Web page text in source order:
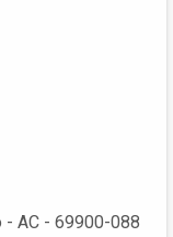
- AC - 69900-088